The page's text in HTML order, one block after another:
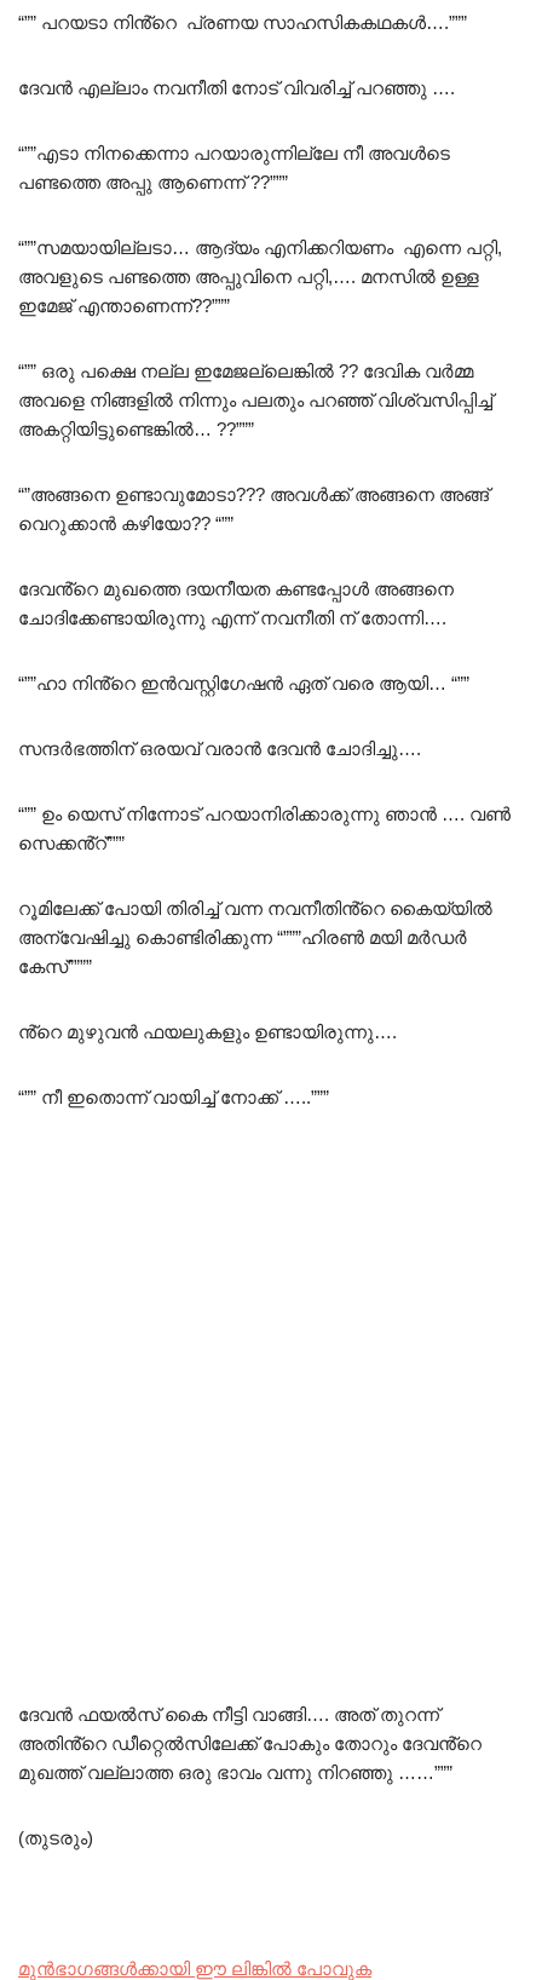
“”” പറയടാ നിൻ്റെ പ്രണയ സാഹസികകഥകൾ….”””
ദേവൻ എല്ലാം നവനീതി നോട് വിവരിച്ച് പറഞ്ഞു ….
“””എടാ നിനക്കെന്നാ പറയാരുന്നില്ലേ നീ അവൾടെ
പണ്ടത്തെ അപ്പു ആണെന്ന് ??”””
“””സമയായില്ലടാ… ആദ്യം എനിക്കറിയണം എന്നെ പറ്റി,
അവളുടെ പണ്ടത്തെ അപ്പുവിനെ പറ്റി,…. മനസിൽ ഉള്ള
ഇമേജ് എന്താണെന്ന്??”””
“”” ഒരു പക്ഷെ നല്ല ഇമേജല്ലെങ്കിൽ ?? ദേവിക വർമ്മ
അവളെ നിങ്ങളിൽ നിന്നും പലതും പറഞ്ഞ് വിശ്വസിപ്പിച്ച്
അകറ്റിയിട്ടുണ്ടെങ്കിൽ… ??”””
“”അങ്ങനെ ഉണ്ടാവുമോടാ??? അവൾക്ക് അങ്ങനെ അങ്ങ്
വെറുക്കാൻ കഴിയോ?? “””
ദേവൻ്റെ മുഖത്തെ ദയനീയത കണ്ടപ്പോൾ അങ്ങനെ
ചോദിക്കേണ്ടായിരുന്നു എന്ന് നവനീതി ന് തോന്നി….
“””ഹാ നിൻ്റെ ഇൻവസ്റ്റിഗേഷൻ ഏത് വരെ ആയി… “””
സന്ദർഭത്തിന് ഒരയവ് വരാൻ ദേവൻ ചോദിച്ചു….
“”” ഉം യെസ് നിന്നോട് പറയാനിരിക്കാരുന്നു ഞാൻ …. വൺ
സെക്കൻ്റ്”””
റൂമിലേക്ക് പോയി തിരിച്ച് വന്ന നവനീതിൻ്റെ കൈയ്യിൽ
അന്വേഷിച്ചു കൊണ്ടിരിക്കുന്ന “”””ഹിരൺ മയി മർഡർ
കേസ്””””
ൻ്റെ മുഴുവൻ ഫയലുകളും ഉണ്ടായിരുന്നു….
“”” നീ ഇതൊന്ന് വായിച്ച് നോക്ക് …..”””
ദേവൻ ഫയൽസ് കൈ നീട്ടി വാങ്ങി…. അത് തുറന്ന്
അതിൻ്റെ ഡീറ്റെൽസിലേക്ക് പോകും തോറും ദേവൻ്റെ
മുഖത്ത് വല്ലാത്ത ഒരു ഭാവം വന്നു നിറഞ്ഞു ……”””
(തുടരും)
മുൻഭാഗങ്ങൾക്കായി ഈ ലിങ്കിൽ പോവുക